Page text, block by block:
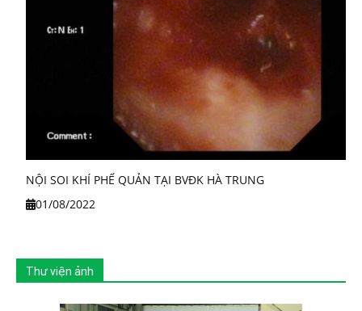
NỘI SOI KHÍ PHẾ QUẢN TẠI BVĐK HÀ TRUNG
01/08/2022
Thư viện ảnh